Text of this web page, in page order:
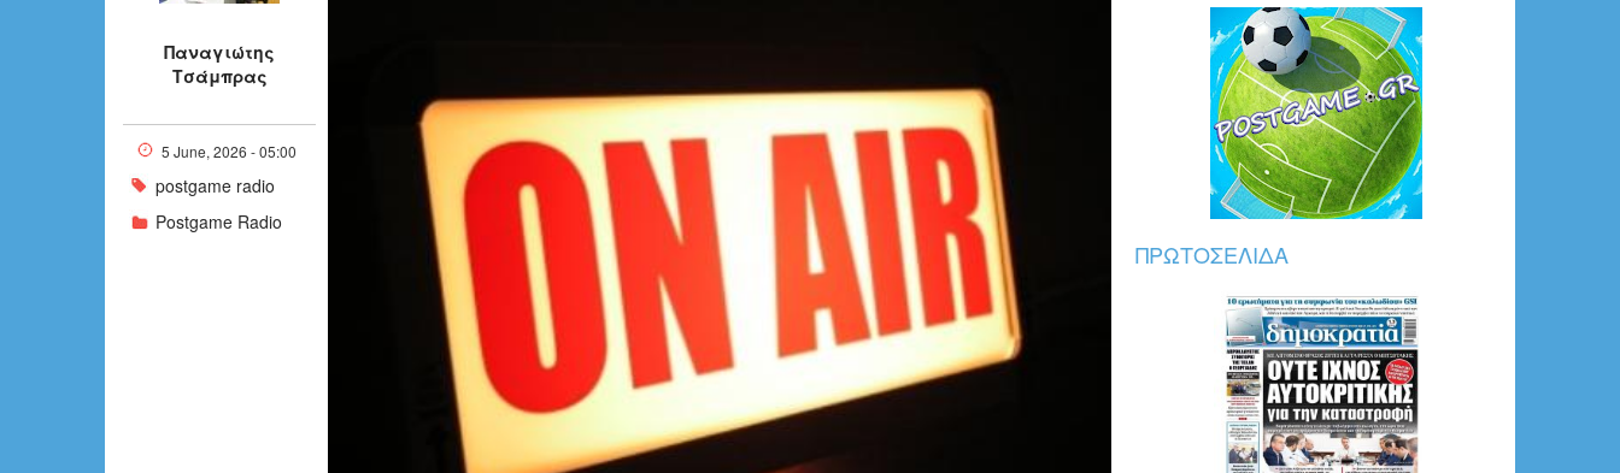
Παναγιώτης
Τσάμπρας
5 June, 2026 - 05:00
postgame radio
Postgame Radio
jmm_1_0_0_0_0_0_1_0_0_0_1_0_0_0_0_0_1_0_0_0_0_202.jpg
ΠΡΩΤΟΣΈΛΙΔΑ